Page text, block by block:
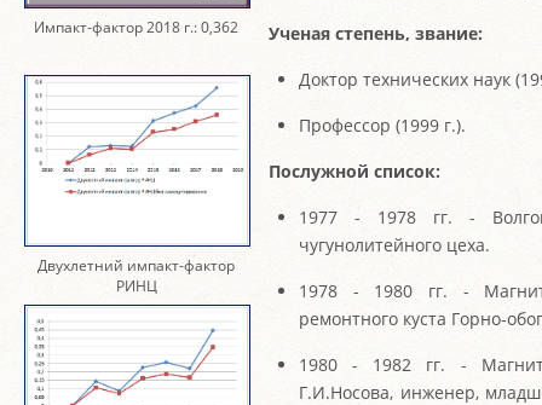
Импакт-фактор 2018 г.: 0,362
Двухлетний импакт-фактор
РИНЦ
Ученая степень, звание:
Доктор технических наук
Профессор (1999 г.).
Послужной список:
1977 - 1978 гг. -
чугунолитейного цеха.
1978 - 1980 гг. -
ремонтного куста Горно-
1980 - 1982 гг. -
Г.И.Носова, инженер,